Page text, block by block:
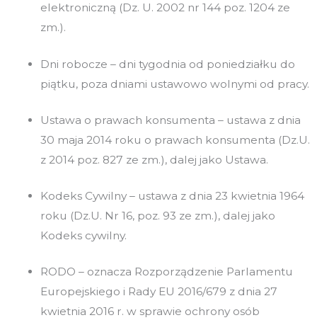
elektroniczną (Dz. U. 2002 nr 144 poz. 1204 ze
zm.).
Dni robocze – dni tygodnia od poniedziałku do
piątku, poza dniami ustawowo wolnymi od pracy.
Ustawa o prawach konsumenta – ustawa z dnia
30 maja 2014 roku o prawach konsumenta (Dz.U.
z 2014 poz. 827 ze zm.), dalej jako Ustawa.
Kodeks Cywilny – ustawa z dnia 23 kwietnia 1964
roku (Dz.U. Nr 16, poz. 93 ze zm.), dalej jako
Kodeks cywilny.
RODO – oznacza Rozporządzenie Parlamentu
Europejskiego i Rady EU 2016/679 z dnia 27
kwietnia 2016 r. w sprawie ochrony osób